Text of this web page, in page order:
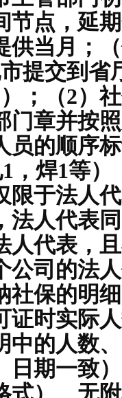
节点，延
供当月；
提交到省
；（2）
门章并按
员的顺序
，焊1等
限于法人
法人代表
人代表，
公司的法
社保的明
证时实际
中的人数
日期一致